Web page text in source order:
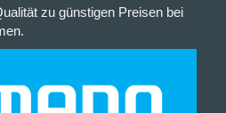
zu günstigen Preisen bei